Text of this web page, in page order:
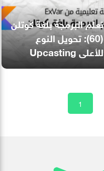
تعلّم البرمجة بلغة كوتلن
(60): تحويل النوع
للأعلى Upcasting
1